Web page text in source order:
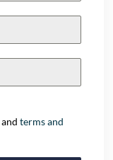
andterms and